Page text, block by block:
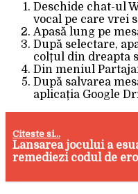
Deschide chat-ul
vocal pe care vrei
Apasă lung pe
După selectare,
colțul din dreapta
Din meniul
După salvarea
aplicația Google
Citeste si...
Lansarea jocului a
remediezi codul de